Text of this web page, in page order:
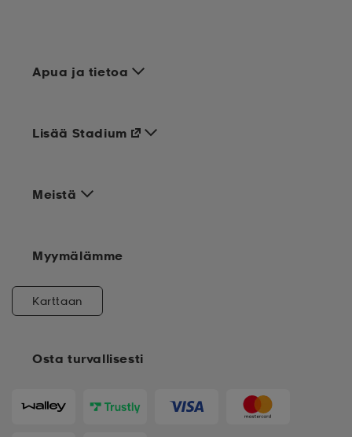
Apua ja tietoa
Meistä
Osta turvallisesti
Lisää Stadium
Myymälämme
Karttaan